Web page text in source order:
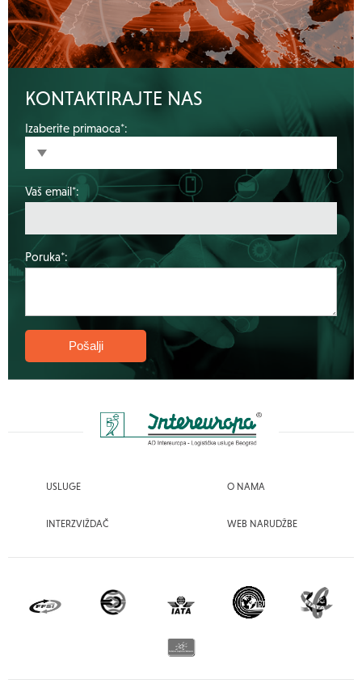
KONTAKTIRAJTE NAS
Izaberite primaoca*:
Vaš email*:
Poruka*:
USLUGE O NAMA
INTERZVIŽDAČ WEB NARUDŽBE